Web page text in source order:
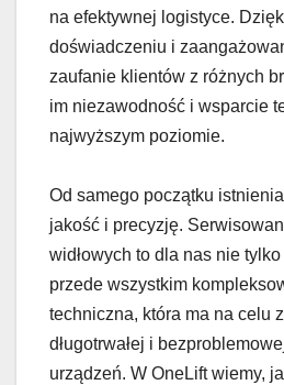
na efektywnej logistyce.
doświadczeniu i
zaufanie klientów z różnych
im niezawodność i wsparcie
najwyższym poziomie.
Od samego początku
jakość i precyzję.
widłowych to dla nas nie
przede wszystkim
techniczna, która ma na celu
długotrwałej i
urządzeń. W OneLift wiemy,